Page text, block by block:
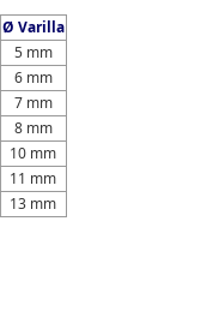
Ø Varilla
5 mm
6 mm
7 mm
8 mm
10 mm
11 mm
13 mm